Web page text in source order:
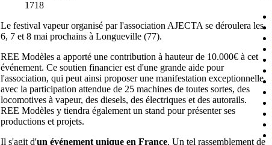
1718
Le festival vapeur organisé par l'association AJECTA se déroulera les
6, 7 et 8 mai prochains à Longueville (77).
REE Modèles a apporté une contribution à hauteur de 10.000€ à cet
événement. Ce soutien financier est d'une grande aide pour
l'association, qui peut ainsi proposer une manifestation exceptionnelle
avec la participation attendue de 25 machines de toutes sortes, des
locomotives à vapeur, des diesels, des électriques et des autorails.
REE Modèles y tiendra également un stand pour présenter ses
productions et projets.
Il s'agit d'un événement unique en France. Un tel rassemblement de